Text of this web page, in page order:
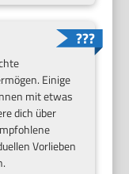
Einige
mit etwas
dich über
Vorlieben